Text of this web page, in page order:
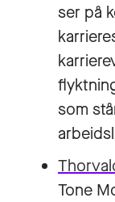
ser på
som
Tone